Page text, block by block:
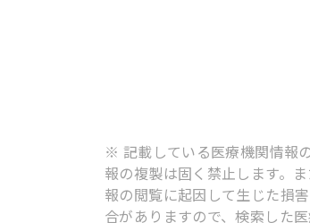
※ 記載している医療機関情報
報の複製は固く禁止します。
報の閲覧に起因して生じた損
合がありますので、検索した